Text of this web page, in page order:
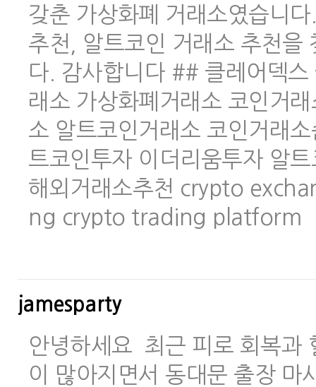
갖춘 가상화폐 거래소였습니
추천, 알트코인 거래소 추천을
다. 감사합니다 ## 클레어덱
래소 가상화폐거래소 코인거
소 알트코인거래소 코인거래
트코인투자 이더리움투자 알
해외거래소추천 crypto
ng crypto trading platform
jamesparty
안녕하세요 최근 피로 회복과
이 많아지면서 동대문 출장 마